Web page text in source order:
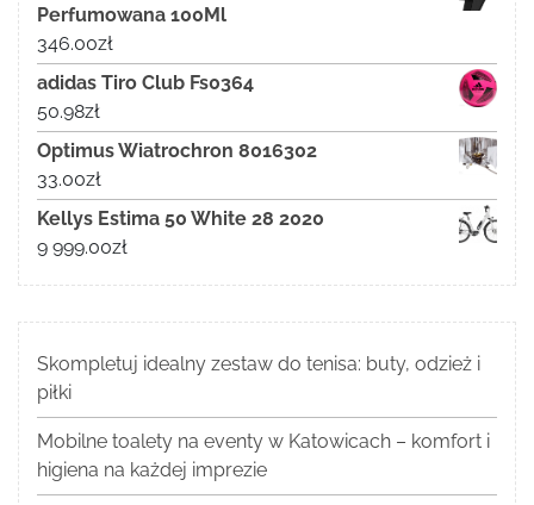
Perfumowana 100Ml
346.00zł
adidas Tiro Club Fs0364
50.98zł
Optimus Wiatrochron 8016302
33.00zł
Kellys Estima 50 White 28 2020
9 999.00zł
Skompletuj idealny zestaw do tenisa: buty, odzież i
piłki
Mobilne toalety na eventy w Katowicach – komfort i
higiena na każdej imprezie